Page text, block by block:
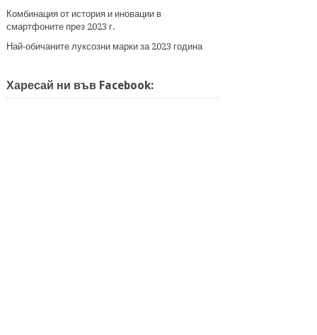
Комбинация от история и иновации в
смартфоните през 2023 г.
Най-обичаните луксозни марки за 2023 година
Харесай ни във Facebook: